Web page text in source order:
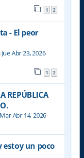
1 2
- El peor
Jue Abr 23, 2026
1 2
REPÚBLICA
Mar Abr 14, 2026
estoy un poco